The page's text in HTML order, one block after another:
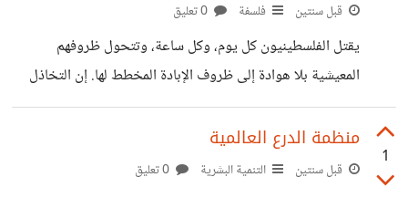
وصولًا إلى خذلان العرب وغرب العالم. ورغم الإبادة الجماعية
التي قام بها الجيش الإسرائيلي، وجرائم الحرب والجرائم ضد
الإنسانية، إلا أن الخذلان والتواطؤ الدولي
قبل سنتين فلسفة
يقتل الفلسطينيون كل يوم، وكل ساعة، وتتحول ظروفهم
المعيشية بلا هوادة إلى ظروف الإبادة المخطط لها. إن التخاذل
الإقليمي والتواطؤ الدولي وصمت المجتمع الدولي أتاح الفرصة
لبعض الدول وعلى رأسها الولايات المتحدة الأمريكية أرتكاب
الجرائم الدولية ضد الفلسطينيين وذلك من خلال توفير جميع
1
منظمة الدرع العالمية
قبل سنتين التنمية البشرية